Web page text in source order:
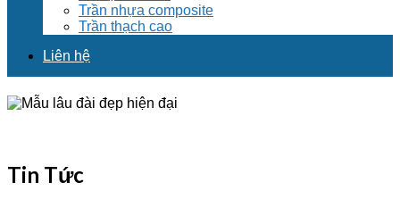
Trần nhựa composite
Trần thạch cao
Liên hệ
Tin Tức